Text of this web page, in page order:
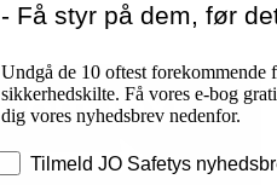
- Få styr på dem, før
Undgå de 10 oftest forekommende
sikkerhedskilte. Få vores e-bog
dig vores nyhedsbrev nedenfor.
Tilmeld JO Safetys